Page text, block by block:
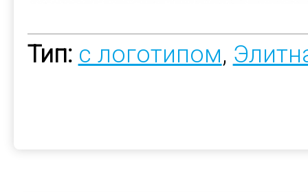
Тип: с логотипом,